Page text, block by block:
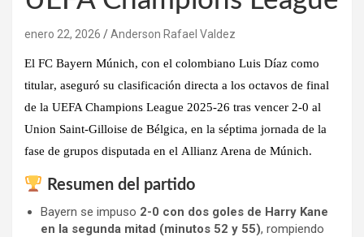
enero 22, 2026 Anderson Rafael Valdez
El FC Bayern Múnich, con el colombiano Luis Díaz como
titular, aseguró su clasificación directa a los octavos de final
de la UEFA Champions League 2025-26 tras vencer 2-0 al
Union Saint-Gilloise de Bélgica, en la séptima jornada de la
fase de grupos disputada en el Allianz Arena de Múnich.
Resumen del partido
Bayern se impuso 2-0 con dos goles de Harry Kane
en la segunda mitad (minutos 52 y 55), rompiendo